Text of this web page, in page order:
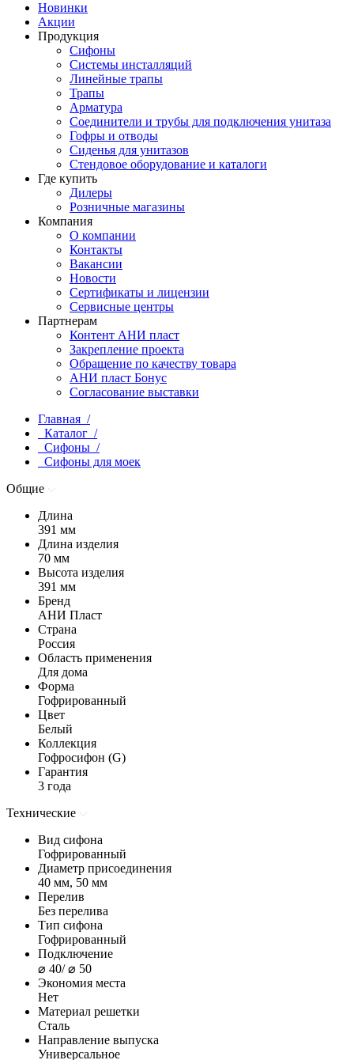
Новинки
Акции
Продукция
Сифоны
Системы инсталляций
Линейные трапы
Трапы
Арматура
Соединители и трубы для подключения унитаза
Гофры и отводы
Сиденья для унитазов
Стендовое оборудование и каталоги
Где купить
Дилеры
Розничные магазины
Компания
О компании
Контакты
Вакансии
Новости
Сертификаты и лицензии
Сервисные центры
Партнерам
Контент АНИ пласт
Закрепление проекта
Обращение по качеству товара
АНИ пласт Бонус
Согласование выставки
Главная /
Каталог /
Сифоны /
Сифоны для моек
Общие
Длина
391 мм
Длина изделия
70 мм
Высота изделия
391 мм
Бренд
АНИ Пласт
Страна
Россия
Область применения
Для дома
Форма
Гофрированный
Цвет
Белый
Коллекция
Гофросифон (G)
Гарантия
3 года
Технические
Вид сифона
Гофрированный
Диаметр присоединения
40 мм, 50 мм
Перелив
Без перелива
Тип сифона
Гофрированный
Подключение
⌀ 40/ ⌀ 50
Экономия места
Нет
Материал решетки
Сталь
Направление выпуска
Универсальное